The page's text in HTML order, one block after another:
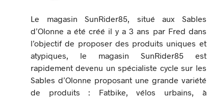
Le magasin SunRider85, situé aux Sables
d’Olonne a été créé il y a 3 ans par Fred dans
l’objectif de proposer des produits uniques et
atypiques, le magasin SunRider85 est
rapidement devenu un spécialiste cycle sur les
Sables d’Olonne proposant une grande variété
de produits : Fatbike, vélos urbains, à